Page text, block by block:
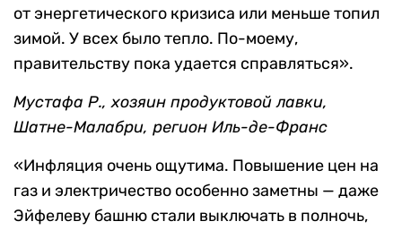
от энергетического кризиса или меньше топил
зимой. У всех было тепло. По-моему,
правительству пока удается справляться».
Мустафа Р., хозяин продуктовой лавки,
Шатне-Малабри, регион Иль-де-Франс
«Инфляция очень ощутима. Повышение цен на
газ и электричество особенно заметны — даже
Эйфелеву башню стали выключать в полночь,